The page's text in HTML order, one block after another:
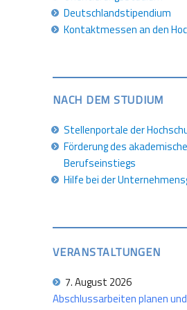
Deutschlandstipendium
Kontaktmessen an den
NACH DEM STUDIUM
Stellenportale der
Förderung des
Berufseinstiegs
Hilfe bei der
VERANSTALTUNGEN
7. August 2026
Abschlussarbeiten planen